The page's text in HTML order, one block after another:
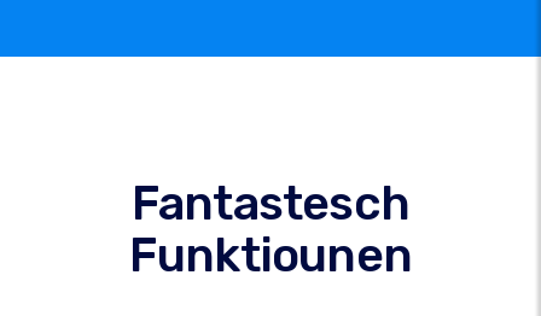
Fantastesch
Funktiounen